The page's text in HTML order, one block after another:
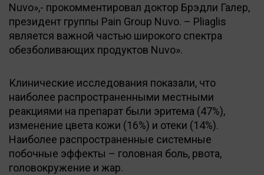
Nuvo»,- прокомментировал доктор Брэдли Галер,
президент группы Pain Group Nuvo. – Pliaglis
является важной частью широкого спектра
обезболивающих продуктов Nuvo».
Клинические исследования показали, что
наиболее распространенными местными
реакциями на препарат были эритема (47%),
изменение цвета кожи (16%) и отеки (14%).
Наиболее распространенные системные
побочные эффекты – головная боль, рвота,
головокружение и жар.